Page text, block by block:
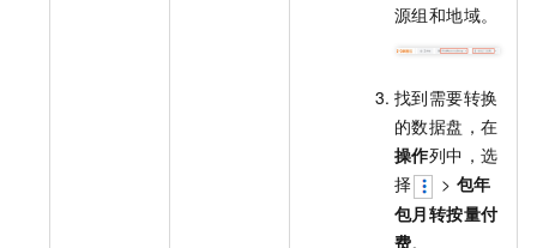
源组和地域。
找到需要转换
的数据盘，在
操作列中，选
择
> 包年
包月转按量付
费。